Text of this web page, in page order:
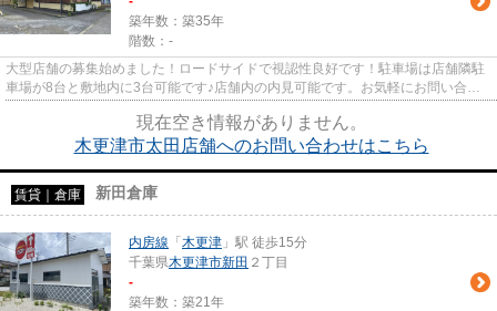
築年数：築35年
階数：-
大型店舗の募集始めました！ロードサイドで視認性良好です！駐車場は店舗隣駐
車場が8台と敷地内に3台可能です♪店舗内の内見可能です。お気軽にお問い合わ
現在空き情報がありません。
木更津市太田店舗へのお問い合わせはこちら
賃貸｜倉庫 新田倉庫
内房線 「 木更津 」駅 徒歩15分
千葉県木更津市新田 ２丁目
-
築年数：築21年